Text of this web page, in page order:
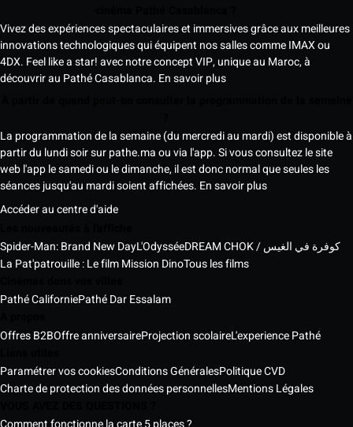
Vivez des expériences spectaculaires et immersives grâce aux meilleures
innovations technologiques qui équipent nos salles comme IMAX ou
4DX. Feel like a star! avec notre concept VIP, unique au Maroc, à
découvrir au Pathé Casablanca. En savoir plus
La programmation de la semaine (du mercredi au mardi) est disponible à
partir du lundi soir sur pathe.ma ou via l'app. Si vous consultez le site
web l'app le samedi ou le dimanche, il est donc normal que seules les
séances jusqu'au mardi soient affichées. En savoir plus
Accéder au centre d'aide
Spider-Man: Brand New DayL'Odyssée
DREAM CHOK / كوفرة في الغيس
La Pat'patrouille : Le film Mission DinoTous les films
Pathé CaliforniePathé Dar Essalam
Offres B2BOffre anniversaireProjection scolaireL'experience Pathé
Paramétrer vos cookiesConditions GénéralesPolitique CVD
Charte de protection des données personnellesMentions Légales